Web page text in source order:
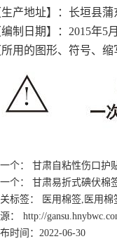
生产地址】：长垣县
编制日期】：2015年5
所用的图形、符号、缩
一个：
甘肃自粘性伤口护
一个：
甘肃易折式碘伏棉
标签： 医用棉签,医用棉
：
http://
时间：2022-06-30